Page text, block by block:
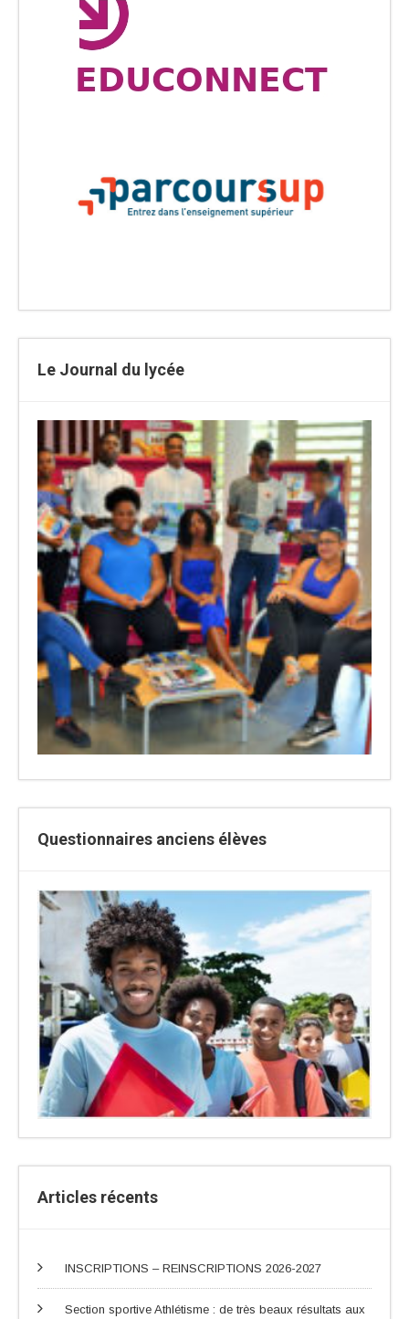
Le Journal du lycée
Questionnaires anciens élèves
Articles récents
INSCRIPTIONS – REINSCRIPTIONS 2026-2027
Section sportive Athlétisme : de très beaux résultats aux